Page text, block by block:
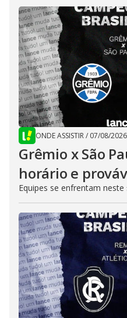
ONDE ASSISTIR/ 07/08/2026
Grêmio x São
horário e
Equipes se enfrentam neste